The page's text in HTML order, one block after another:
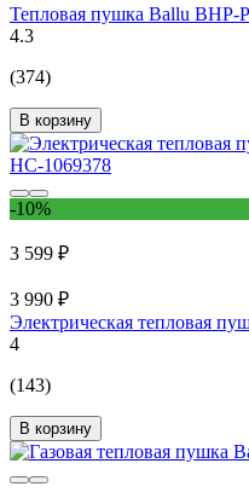
Тепловая пушка Ballu BHP-
4.3
(374)
В корзину
-10%
3 599 ₽
3 990 ₽
Электрическая тепловая
4
(143)
В корзину